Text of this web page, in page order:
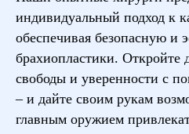
индивидуальный подход к
обеспечивая безопасную и
брахиопластики. Откройте
свободы и уверенности с
– и дайте своим рукам
главным оружием